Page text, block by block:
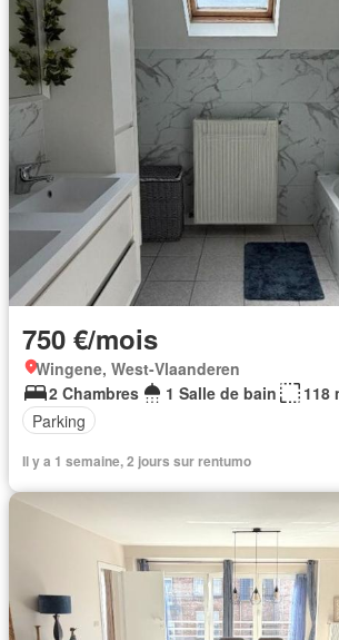
750 €/mois
Wingene, West-Vlaanderen
2 Chambres
1 Salle de bain
118
Parking
Il y a 1 semaine, 2 jours sur rentumo